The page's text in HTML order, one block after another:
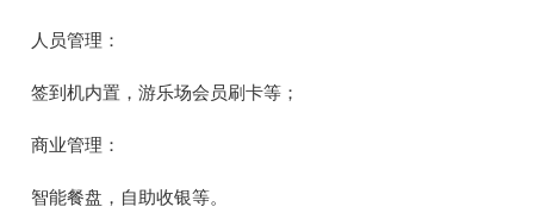
人员管理：
签到机内置，游乐场会员刷卡等；
商业管理：
智能餐盘，自助收银等。